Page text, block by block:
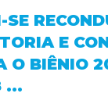
SE
E
O BIÊNIO
...